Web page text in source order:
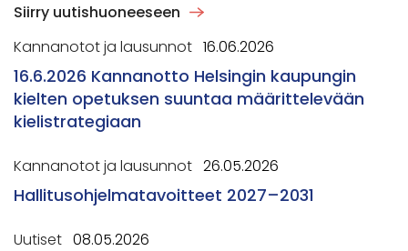
Siirry uutishuoneeseen
Kannanotot ja lausunnot 16.06.2026
16.6.2026 Kannanotto Helsingin kaupungin
kielten opetuksen suuntaa määrittelevään
kielistrategiaan
Kannanotot ja lausunnot 26.05.2026
Hallitusohjelmatavoitteet 2027–2031
Uutiset 08.05.2026